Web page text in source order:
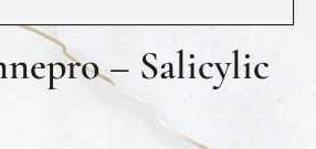
– Salicylic